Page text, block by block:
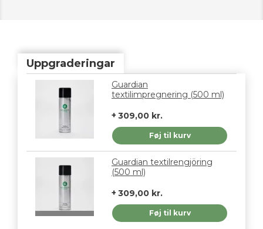
Uppgraderingar
Guardian
textilimpregnering (500 ml)
309,00 kr.
Føj til kurv
Guardian textilrengjöring
(500 ml)
309,00 kr.
Føj til kurv